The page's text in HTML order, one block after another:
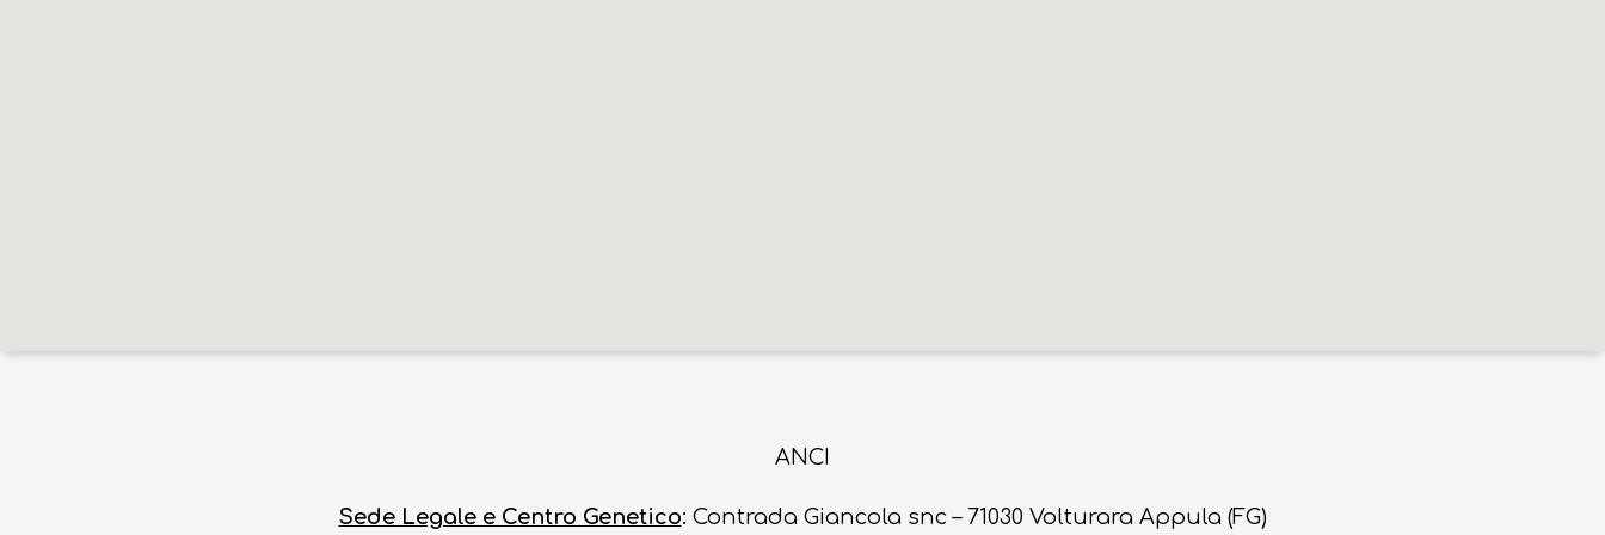
ANCI
Sede Legale e Centro Genetico: Contrada Giancola snc – 71030 Volturara Appula (FG)